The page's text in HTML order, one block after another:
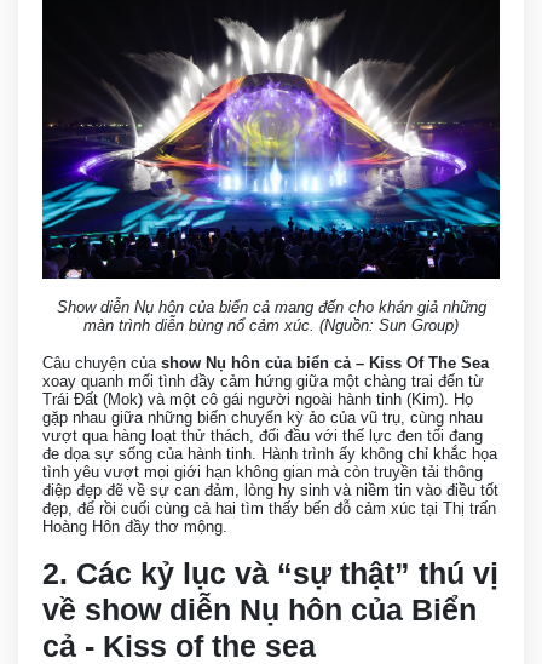
Show diễn Nụ hôn của biển cả mang đến cho khán giả những
màn trình diễn bùng nổ cảm xúc. (Nguồn: Sun Group)
Câu chuyện của show Nụ hôn của biển cả – Kiss Of The Sea
xoay quanh mối tình đầy cảm hứng giữa một chàng trai đến từ
Trái Đất (Mok) và một cô gái người ngoài hành tinh (Kim). Họ
gặp nhau giữa những biến chuyển kỳ ảo của vũ trụ, cùng nhau
vượt qua hàng loạt thử thách, đối đầu với thế lực đen tối đang
đe dọa sự sống của hành tinh. Hành trình ấy không chỉ khắc họa
tình yêu vượt mọi giới hạn không gian mà còn truyền tải thông
điệp đẹp đẽ về sự can đảm, lòng hy sinh và niềm tin vào điều tốt
đẹp, để rồi cuối cùng cả hai tìm thấy bến đỗ cảm xúc tại Thị trấn
Hoàng Hôn đầy thơ mộng.
2. Các kỷ lục và “sự thật” thú vị
về show diễn Nụ hôn của Biển
cả - Kiss of the sea